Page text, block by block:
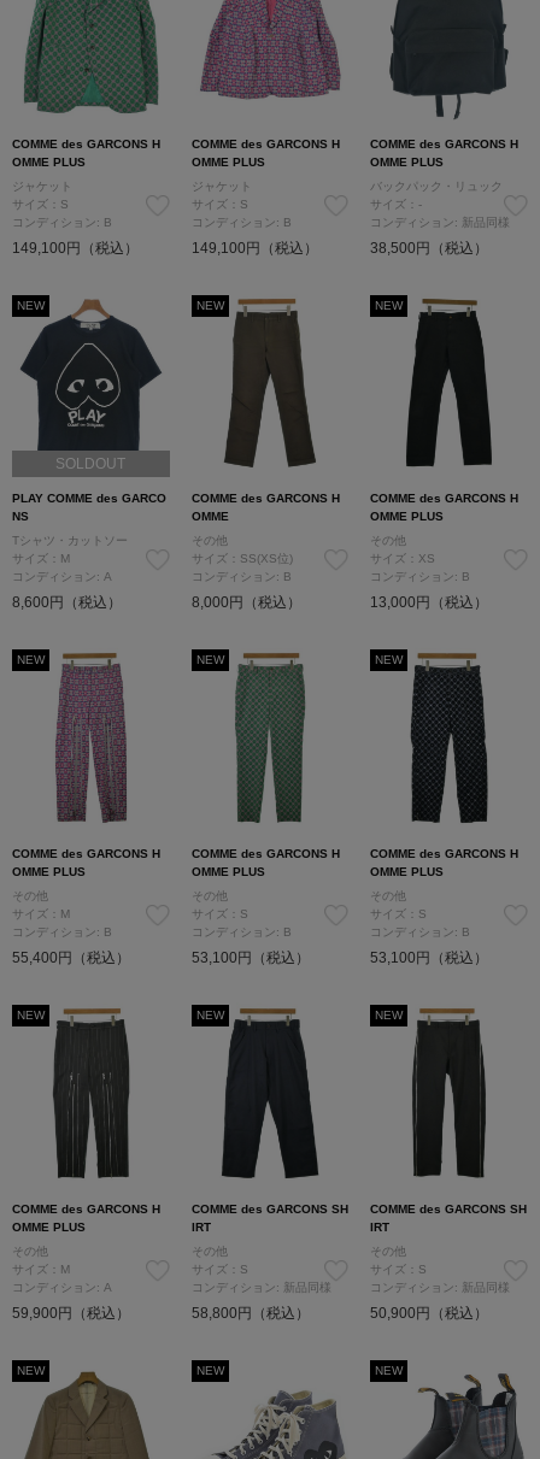
COMME des GARCONS H
OMME PLUS
ジャケット
サイズ：S
コンディション: B
149,100円（税込）
COMME des GARCONS H
OMME PLUS
ジャケット
サイズ：S
コンディション: B
149,100円（税込）
COMME des GARCONS H
OMME PLUS
バックパック・リュック
サイズ：-
コンディション: 新品同様
38,500円（税込）
NEW
SOLDOUT
PLAY COMME des GARCO
NS
Tシャツ・カットソー
サイズ：M
コンディション: A
8,600円（税込）
NEW
COMME des GARCONS H
OMME
その他
サイズ：SS(XS位)
コンディション: B
8,000円（税込）
NEW
COMME des GARCONS H
OMME PLUS
その他
サイズ：XS
コンディション: B
13,000円（税込）
NEW
COMME des GARCONS H
OMME PLUS
その他
サイズ：M
コンディション: B
55,400円（税込）
NEW
COMME des GARCONS H
OMME PLUS
その他
サイズ：S
コンディション: B
53,100円（税込）
NEW
COMME des GARCONS H
OMME PLUS
その他
サイズ：S
コンディション: B
53,100円（税込）
NEW
COMME des GARCONS H
OMME PLUS
その他
サイズ：M
コンディション: A
59,900円（税込）
NEW
COMME des GARCONS SH
IRT
その他
サイズ：S
コンディション: 新品同様
58,800円（税込）
NEW
COMME des GARCONS SH
IRT
その他
サイズ：S
コンディション: 新品同様
50,900円（税込）
NEW NEW NEW